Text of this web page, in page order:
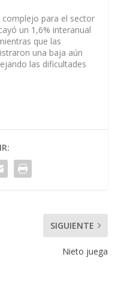
para el sector
un 1,6% interanual
que las
una baja aún
las dificultades
SIGUIENTE
Nieto juega